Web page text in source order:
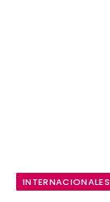
INTERNACIONALES